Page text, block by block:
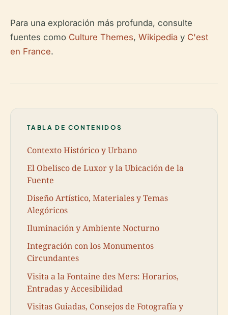
Para una exploración más profunda, consulte
fuentes como Culture Themes, Wikipedia y C'est
en France.
TABLA DE CONTENIDOS
Contexto Histórico y Urbano
El Obelisco de Luxor y la Ubicación de la
Fuente
Diseño Artístico, Materiales y Temas
Alegóricos
Iluminación y Ambiente Nocturno
Integración con los Monumentos
Circundantes
Visita a la Fontaine des Mers: Horarios,
Entradas y Accesibilidad
Visitas Guiadas, Consejos de Fotografía y